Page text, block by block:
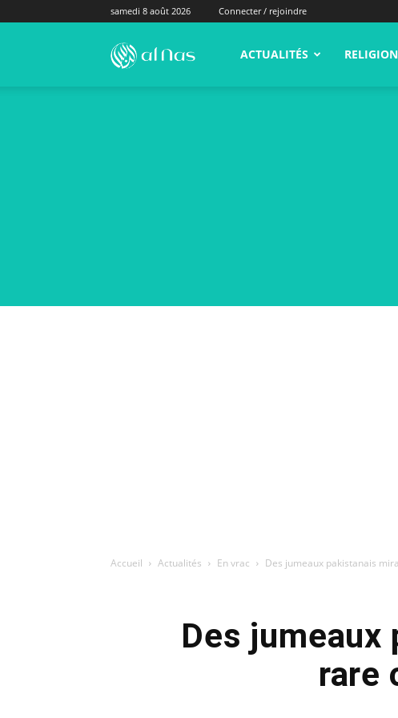
samedi 8 août 2026 Connecter / rejoindre
alNas.fr ACTUALITÉS RELIGION
Accueil Actualités En vrac Des jumeaux pakistanais
Des
rare